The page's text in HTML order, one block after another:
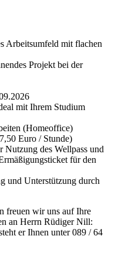
Arbeitsumfeld mit flachen
Projekt bei der
mit Ihrem Studium
(Homeoffice)
Euro / Stunde)
Nutzung des Wellpass und
für den
und Unterstützung durch
freuen wir uns auf Ihre
an Herrn Rüdiger Nill:
er Ihnen unter 089 / 64